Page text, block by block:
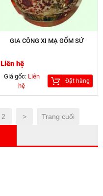
GIA CÔNG XI MẠ GỐM SỨ
Liên hệ
Giá gốc: Liên
hệ
Đặt hàng
2 > Trang cuối